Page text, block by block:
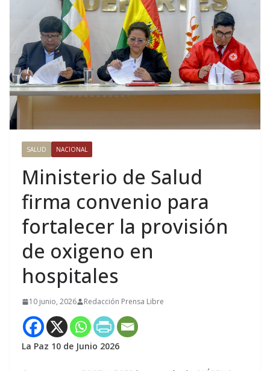
SALUD NACIONAL
Ministerio de Salud
firma convenio para
fortalecer la provisión
de oxigeno en
hospitales
10 junio, 2026 Redacción Prensa Libre
La Paz 10 de Junio 2026